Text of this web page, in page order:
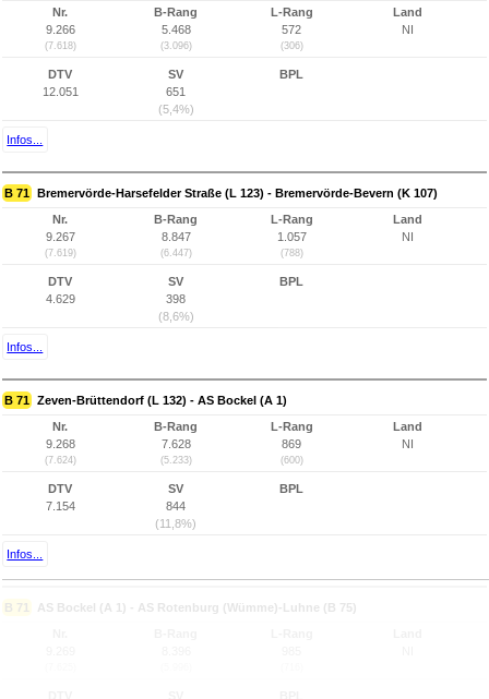
Nr.
9.266
(7.618)
B-Rang
5.468
(3.096)
L-Rang
572
(306)
Land
NI
DTV
12.051
SV
651
(5,4%)
BPL
Infos...
B 71 Bremervörde-Harsefelder Straße (L 123) - Bremervörde-Bevern (K 107)
Nr.
9.267
(7.619)
B-Rang
8.847
(6.447)
L-Rang
1.057
(788)
Land
NI
DTV
4.629
SV
398
(8,6%)
BPL
Infos...
B 71 Zeven-Brüttendorf (L 132) - AS Bockel (A 1)
Nr.
9.268
(7.624)
B-Rang
7.628
(5.233)
L-Rang
869
(600)
Land
NI
DTV
7.154
SV
844
(11,8%)
BPL
Infos...
B 71 AS Bockel (A 1) - AS Rotenburg (Wümme)-Luhne (B 75)